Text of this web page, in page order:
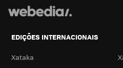
EDIÇÕES INTERNACIONAIS
Xataka